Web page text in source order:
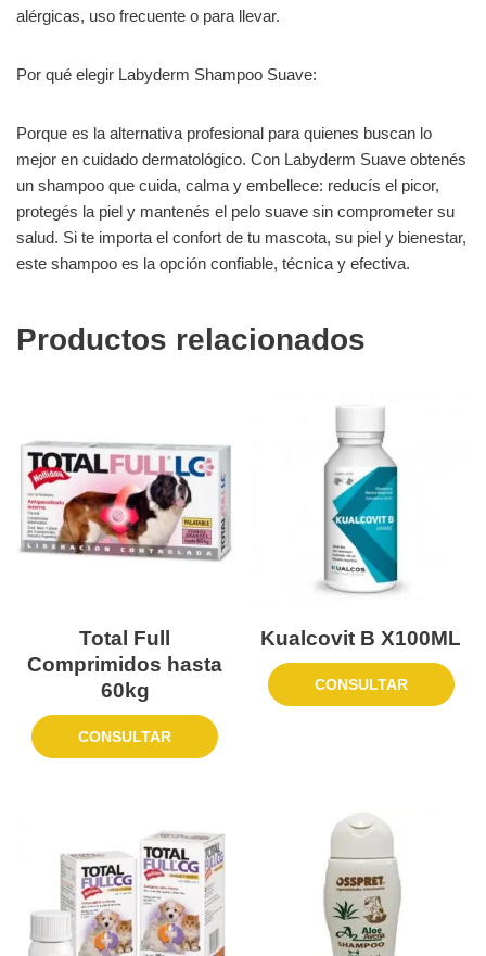
alérgicas, uso frecuente o para llevar.
Por qué elegir Labyderm Shampoo Suave:
Porque es la alternativa profesional para quienes buscan lo
mejor en cuidado dermatológico. Con Labyderm Suave obtenés
un shampoo que cuida, calma y embellece: reducís el picor,
protegés la piel y mantenés el pelo suave sin comprometer su
salud. Si te importa el confort de tu mascota, su piel y bienestar,
este shampoo es la opción confiable, técnica y efectiva.
Productos relacionados
Total Full
Comprimidos hasta
60kg
CONSULTAR
Kualcovit B X100ML
CONSULTAR